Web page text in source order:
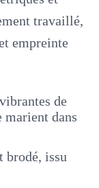
travaillé,
empreinte
de
dans
brodé, issu